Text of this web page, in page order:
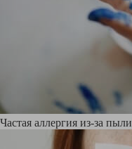
Частая аллергия из-за пыли